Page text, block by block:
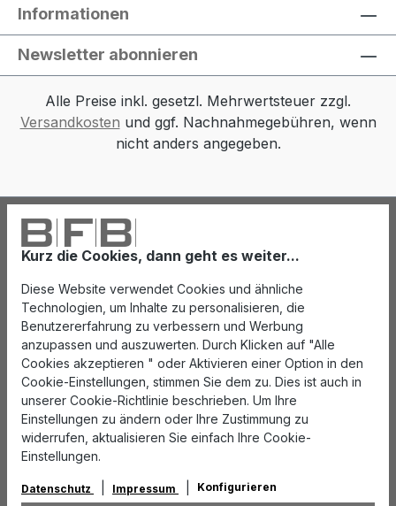
Kurz die Cookies, dann geht es weiter...
Diese Website verwendet Cookies und ähnliche
Technologien, um Inhalte zu personalisieren, die
Benutzererfahrung zu verbessern und Werbung
anzupassen und auszuwerten. Durch Klicken auf "Alle
Cookies akzeptieren " oder Aktivieren einer Option in den
Cookie-Einstellungen, stimmen Sie dem zu. Dies ist auch in
unserer Cookie-Richtlinie beschrieben. Um Ihre
Einstellungen zu ändern oder Ihre Zustimmung zu
widerrufen, aktualisieren Sie einfach Ihre Cookie-
Einstellungen.
Datenschutz Impressum Konfigurieren
Informationen
Newsletter abonnieren
Alle Preise inkl. gesetzl. Mehrwertsteuer zzgl.
Versandkosten und ggf. Nachnahmegebühren, wenn
nicht anders angegeben.